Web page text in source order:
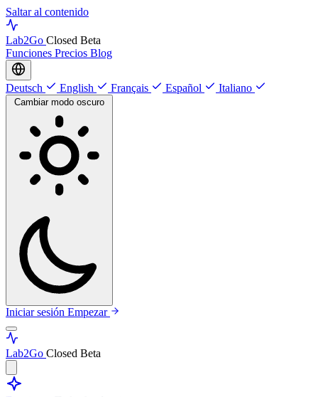
Saltar al contenido
Lab2Go Closed Beta
Funciones Precios Blog
Deutsch English Français Español Italiano
Cambiar modo oscuro
Iniciar sesión Empezar
Lab2Go Closed Beta